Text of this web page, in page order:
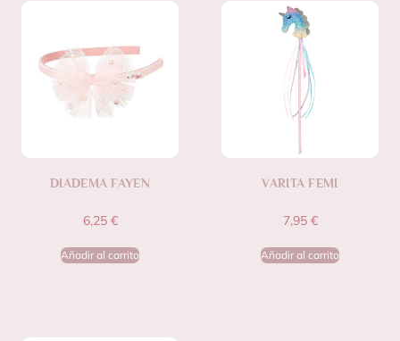
DIADEMA FAYEN
6,25 €
Añadir al carrito
VARITA FEMI
7,95 €
Añadir al carrito